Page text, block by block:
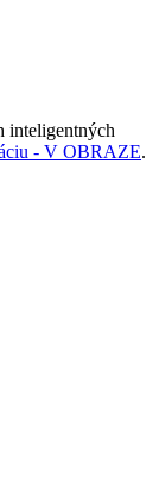
inteligentných
- V OBRAZE.